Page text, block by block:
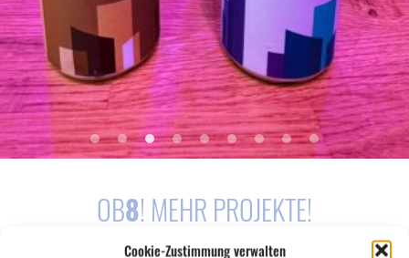
Cookie-Zustimmung verwalten
OB8! MEHR PROJEKTE!